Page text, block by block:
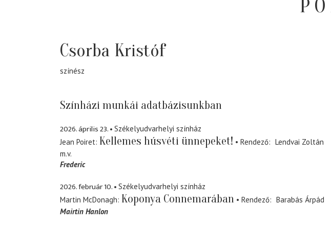
Csorba Kristóf
színész
Színházi munkái adatbázisunkban
2026. április 23.
Székelyudvarhelyi színház
Jean Poiret Kellemes húsvéti ünnepeket! Rendező
Lendvai Zoltán
m.v.
Frederic
2026. február 10.
Székelyudvarhelyi színház
Martin McDonagh Koponya Connemarában Rendező
Barabás Árpád
Mairtin Hanlon